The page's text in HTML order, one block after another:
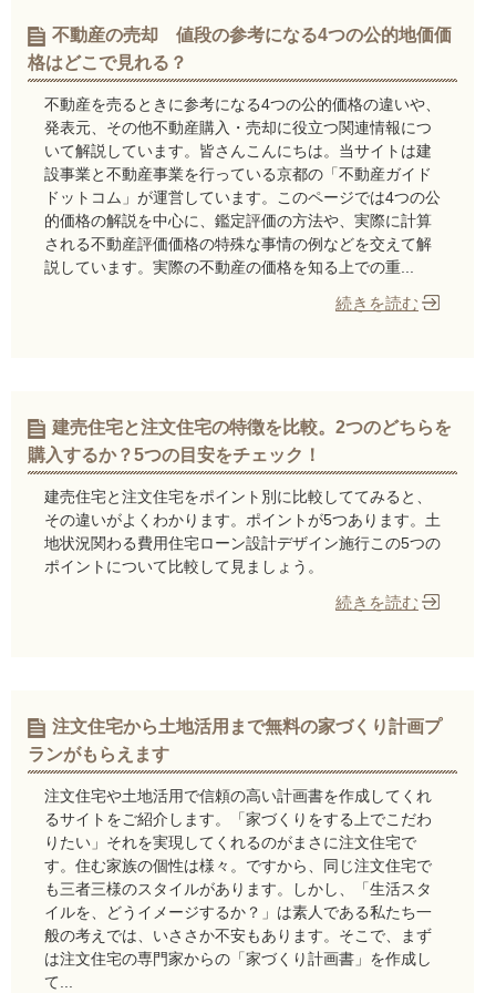
不動産の売却 値段の参考になる4つの公的地価価
格はどこで見れる？
不動産を売るときに参考になる4つの公的価格の違いや、
発表元、その他不動産購入・売却に役立つ関連情報につ
いて解説しています。皆さんこんにちは。当サイトは建
設事業と不動産事業を行っている京都の「不動産ガイド
ドットコム」が運営しています。このページでは4つの公
的価格の解説を中心に、鑑定評価の方法や、実際に計算
される不動産評価価格の特殊な事情の例などを交えて解
説しています。実際の不動産の価格を知る上での重...
続きを読む
建売住宅と注文住宅の特徴を比較。2つのどちらを
購入するか？5つの目安をチェック！
建売住宅と注文住宅をポイント別に比較しててみると、
その違いがよくわかります。ポイントが5つあります。土
地状況関わる費用住宅ローン設計デザイン施行この5つの
ポイントについて比較して見ましょう。
続きを読む
注文住宅から土地活用まで無料の家づくり計画プ
ランがもらえます
注文住宅や土地活用で信頼の高い計画書を作成してくれ
るサイトをご紹介します。「家づくりをする上でこだわ
りたい」それを実現してくれるのがまさに注文住宅で
す。住む家族の個性は様々。ですから、同じ注文住宅で
も三者三様のスタイルがあります。しかし、「生活スタ
イルを、どうイメージするか？」は素人である私たち一
般の考えでは、いささか不安もあります。そこで、まず
は注文住宅の専門家からの「家づくり計画書」を作成し
て...